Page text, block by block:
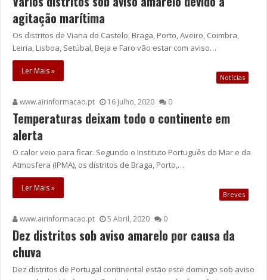
agitação marítima
Os distritos de Viana do Castelo, Braga, Porto, Aveiro, Coimbra,
Leiria, Lisboa, Setúbal, Beja e Faro vão estar com aviso…
Ler Mais »
Notícias
www.airinformacao.pt 16 Julho, 2020 0
Temperaturas deixam todo o continente em
alerta
O calor veio para ficar. Segundo o Instituto Português do Mar e da
Atmosfera (IPMA), os distritos de Braga, Porto,…
Ler Mais »
Breves
www.airinformacao.pt 5 Abril, 2020 0
Dez distritos sob aviso amarelo por causa da
chuva
Dez distritos de Portugal continental estão este domingo sob aviso